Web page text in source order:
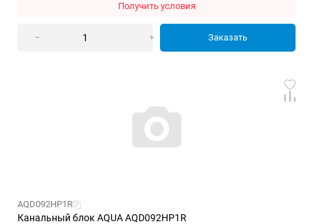
Получить условия
– + Заказать
AQD092HP1R
Канальный блок AQUA AQD092HP1R